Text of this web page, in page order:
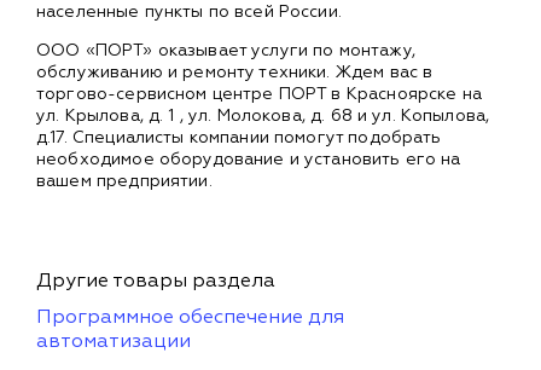
населенные пункты по всей России.
ООО «ПОРТ» оказывает услуги по монтажу,
обслуживанию и ремонту техники. Ждем вас в
торгово-сервисном центре ПОРТ в Красноярске на
ул. Крылова, д. 1 , ул. Молокова, д. 68 и ул. Копылова,
д.17. Специалисты компании помогут подобрать
необходимое оборудование и установить его на
вашем предприятии.
Другие товары раздела
Программное обеспечение для
автоматизации